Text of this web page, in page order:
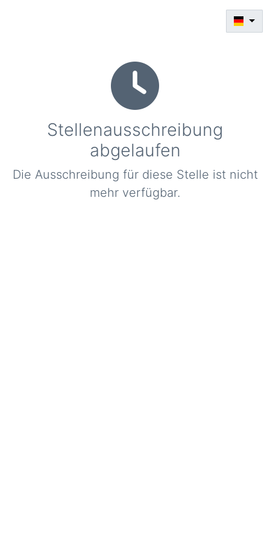
Stellenausschreibung
abgelaufen
Die Ausschreibung für diese Stelle ist nicht
mehr verfügbar.